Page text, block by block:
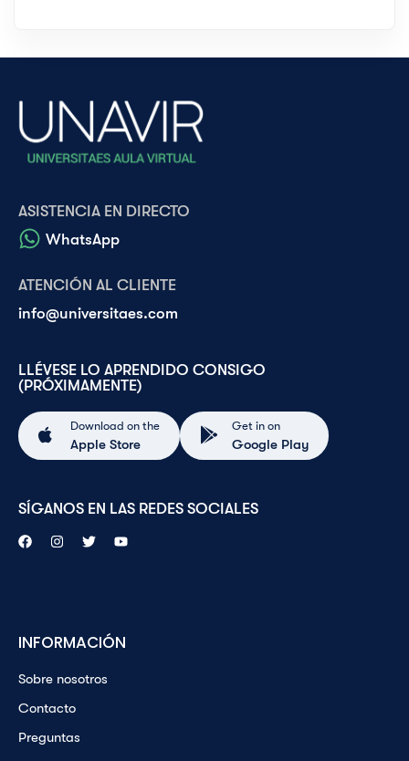
INFORMACIÓN
Sobre nosotros
Contacto
Preguntas
ASISTENCIA EN DIRECTO
WhatsApp
ATENCIÓN AL CLIENTE
info@universitaes.com
LLÉVESE LO APRENDIDO CONSIGO
(PRÓXIMAMENTE)
Download on the
Apple Store
Get in on
Google Play
SÍGANOS EN LAS REDES SOCIALES